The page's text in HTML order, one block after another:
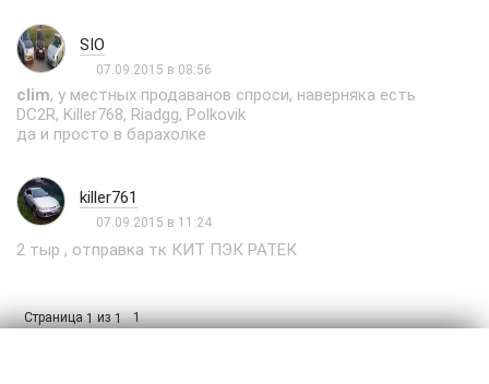
SIO
07.09.2015 в 08:56
clim, у местных продаванов спроси, наверняка есть
DC2R, Killer768, Riadgg, Polkovik
да и просто в барахолке
killer761
07.09.2015 в 11:24
2 тыр , отправка тк КИТ ПЭК РАТЕК
Страница1из1 1